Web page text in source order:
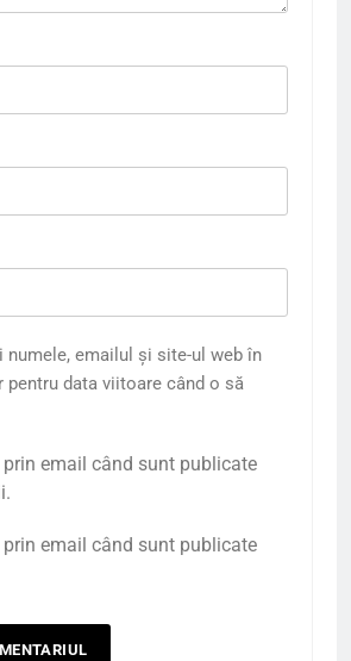
numele, emailul și site-ul web în
pentru data viitoare când o să
email când sunt publicate
email când sunt publicate